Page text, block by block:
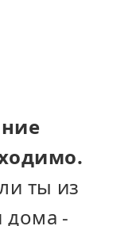
ты из
дома -